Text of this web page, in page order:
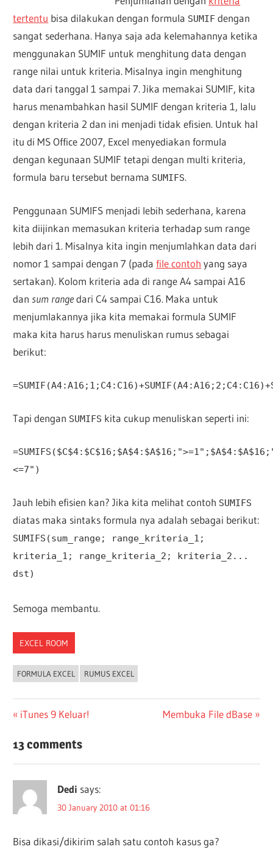
tertentu bisa dilakukan dengan formula SUMIF dengan
sangat sederhana. Hanya saja ada kelemahannya ketika
menggunakan SUMIF untuk menghitung data dengan
range nilai untuk kriteria. Misalnya ingin menghitung
data dari tanggal 1 sampai 7. Jika memakai SUMIF, kita
harus menambahkan hasil SUMIF dengan kriteria 1, lalu
dengan kriteria 2 dan ini menjadi tidak efisien. Untuk hal
itu di MS Office 2007, Excel menyediakan formula
dengan kegunaan SUMIF tetapi dengan multi kriteria,
formula baru tersebut bernama SUMIFS.
Penggunaan SUMIFS menjadi lebih sederhana, karena
kita diijinkan memasukan kriteria terhadap sum range
lebih dari 1. Misalnya kita ingin menjumlahkan data dari
nomor 1 sampai dengan 7 (padafile contoh yang saya
sertakan). Kolom kriteria ada di range A4 sampai A16
dan sum rangedari C4 sampai C16. Maka untuk
menjumlakannya jika kita memakai formula SUMIF
maka kita harus harus menuliskan rumus sebagai
berikut:
Tapi dengan SUMIFS kita cukup menuliskan seperti ini:
<=7")
Jauh lebih efisien kan? Jika kita melihat contoh SUMIFS
diatas maka sintaks formula nya adalah sebagai berikut:
SUMIFS(sum_range; range_kriteria_1;
kriteria_1; range_kriteria_2; kriteria_2...
dst)
Semoga membantu.
EXCEL ROOM
FORMULA EXCEL RUMUS EXCEL
Post
navigation
Previous
iTunes 9 Keluar!
Next
Membuka File dBase
13 comments
Dedi says:
30 January 2010 at 01:16
Bisa dikasi/dikirim salah satu contoh kasus ga?